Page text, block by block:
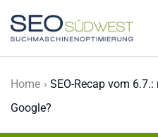
Skip to main content
Home
SEO-Recap vom
Google?